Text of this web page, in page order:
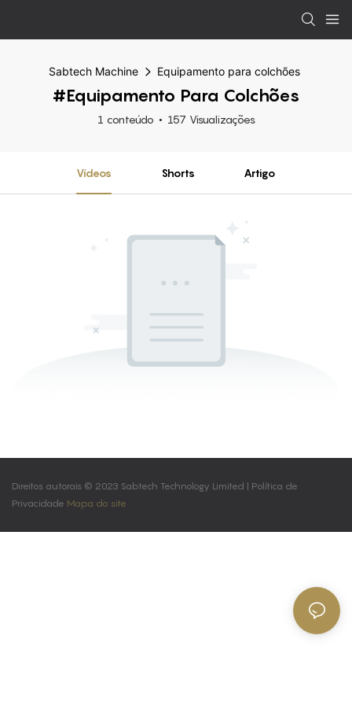
Sabtech Machine Equipamento para colchões
#Equipamento Para Colchões
1 conteúdo 157 Visualizações
Vídeos Shorts Artigo
Direitos autorais © 2023 Sabtech Technology Limited | Política de
Privacidade Mapa do site